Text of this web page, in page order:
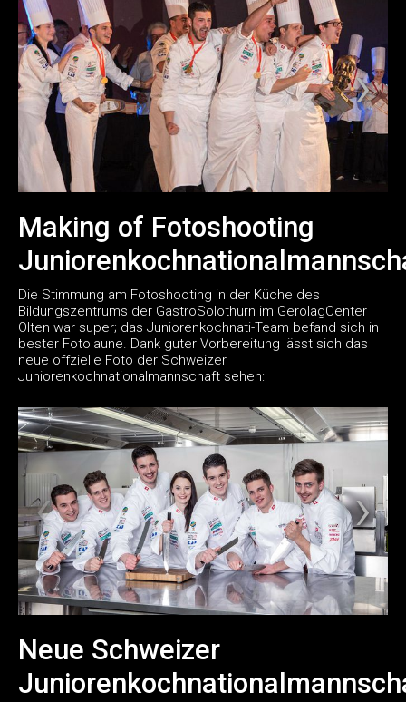
Making of Fotoshooting
Die Stimmung am Fotoshooting in der Küche des
Bildungszentrums der GastroSolothurn im GerolagCenter
Olten war super; das Juniorenkochnati-Team befand sich in
bester Fotolaune. Dank guter Vorbereitung lässt sich das
neue offzielle Foto der Schweizer
Juniorenkochnationalmannschaft sehen:
Neue Schweizer